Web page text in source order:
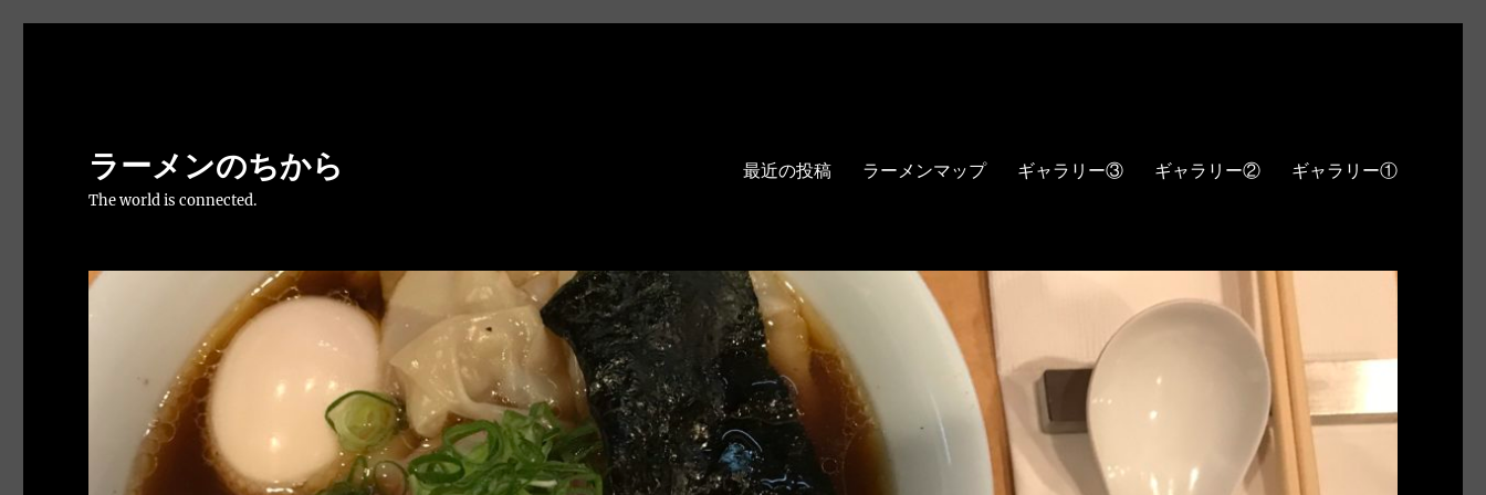
ラーメンのちから
The world is connected.
最近の投稿 ラーメンマップ ギャラリー③ ギャラリー② ギャラリー①